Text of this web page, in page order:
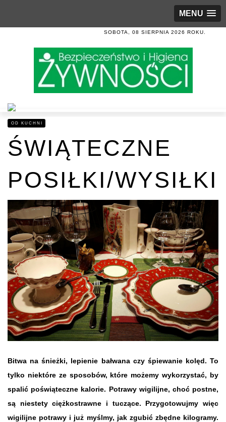
MENU
SOBOTA, 08 SIERPNIA 2026 ROKU.
OD KUCHNI
ŚWIĄTECZNE
POSIŁKI/WYSIŁKI
Bitwa na śnieżki, lepienie bałwana czy śpiewanie kolęd. To
tylko niektóre ze sposobów, które możemy wykorzystać, by
spalić poświąteczne kalorie. Potrawy wigilijne, choć postne,
są niestety ciężkostrawne i tuczące. Przygotowujmy więc
wigilijne potrawy i już myślmy, jak zgubić zbędne kilogramy.